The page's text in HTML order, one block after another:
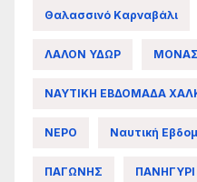
Θαλασσινό Καρναβάλι
ΛΑΛΟΝ ΥΔΩΡ
ΝΑΥΤΙΚΗ ΕΒΔΟΜΑΔΑ
ΝΕΡΟ Ναυτική
ΠΑΓΩΝΗΣ ΠΑΝΗΓΥΡΙ